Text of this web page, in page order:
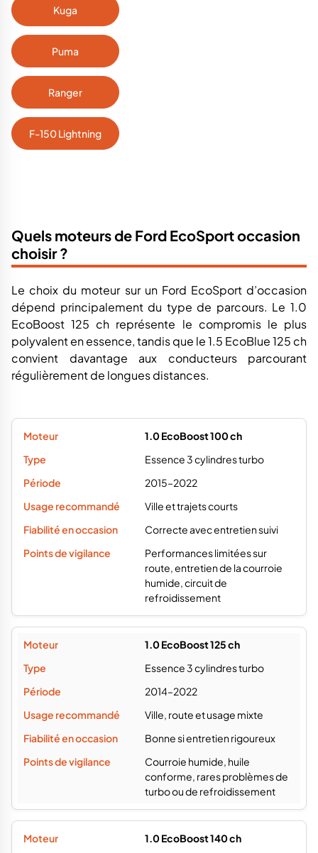
Kuga
Puma
Ranger
F-150 Lightning
Quels moteurs de Ford EcoSport occasion
choisir ?
Le choix du moteur sur un Ford EcoSport d’occasion
dépend principalement du type de parcours. Le 1.0
EcoBoost 125 ch représente le compromis le plus
polyvalent en essence, tandis que le 1.5 EcoBlue 125 ch
convient davantage aux conducteurs parcourant
régulièrement de longues distances.
1.0 EcoBoost 100 ch
Essence 3 cylindres turbo
2015–2022
Ville et trajets courts
Correcte avec entretien suivi
Performances limitées sur
route, entretien de la courroie
humide, circuit de
refroidissement
1.0 EcoBoost 125 ch
Essence 3 cylindres turbo
2014–2022
Ville, route et usage mixte
Bonne si entretien rigoureux
Courroie humide, huile
conforme, rares problèmes de
turbo ou de refroidissement
1.0 EcoBoost 140 ch